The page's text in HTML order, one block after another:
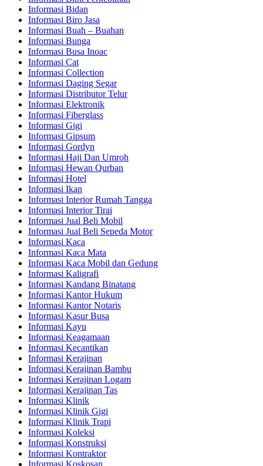
Informasi Bidan
Informasi Biro Jasa
Informasi Buah – Buahan
Informasi Bunga
Informasi Busa Inoac
Informasi Cat
Informasi Collection
Informasi Daging Segar
Informasi Distributor Telur
Informasi Elektronik
Informasi Fiberglass
Informasi Gigi
Informasi Gipsum
Informasi Gordyn
Informasi Haji Dan Umroh
Informasi Hewan Qurban
Informasi Hotel
Informasi Ikan
Informasi Interior Rumah Tangga
Informasi Interior Tirai
Informasi Jual Beli Mobil
Informasi Jual Beli Sepeda Motor
Informasi Kaca
Informasi Kaca Mata
Informasi Kaca Mobil dan Gedung
Informasi Kaligrafi
Informasi Kandang Binatang
Informasi Kantor Hukum
Informasi Kantor Notaris
Informasi Kasur Busa
Informasi Kayu
Informasi Keagamaan
Informasi Kecantikan
Informasi Kerajinan
Informasi Kerajinan Bambu
Informasi Kerajinan Logam
Informasi Kerajinan Tas
Informasi Klinik
Informasi Klinik Gigi
Informasi Klinik Trapi
Informasi Koleksi
Informasi Konstruksi
Informasi Kontraktor
Informasi Koskosan